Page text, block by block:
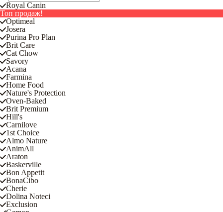
Royal Canin
Топ продаж!
Optimeal
Josera
Purina Pro Plan
Brit Care
Cat Chow
Savory
Acana
Farmina
Home Food
Nature's Protection
Oven-Baked
Brit Premium
Hill's
Carnilove
1st Choice
Almo Nature
AnimAll
Araton
Baskerville
Bon Appetit
BonaCibo
Cherie
Dolina Noteci
Exclusion